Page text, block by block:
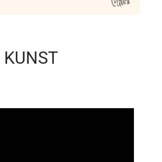
KUNST